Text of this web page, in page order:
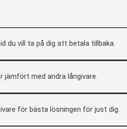
du vill ta på dig att betala tillbaka.
jämfört med andra långivare.
för bästa lösningen för just dig.